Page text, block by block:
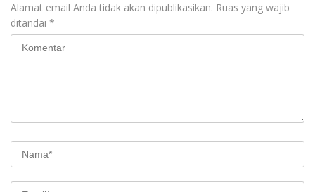
Alamat email Anda tidak akan dipublikasikan. Ruas yang wajib
ditandai *